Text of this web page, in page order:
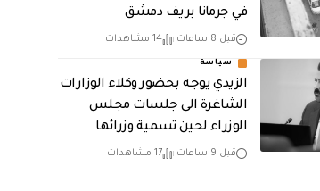
في جرمانا بريف دمشق
قبل 8 ساعات 14 مشاهدات
سياسة
الزيدي يوجه بحضور وكلاء الوزارات
الشاغرة الى جلسات مجلس
الوزراء لحين تسمية وزرائها
قبل 9 ساعات 17 مشاهدات